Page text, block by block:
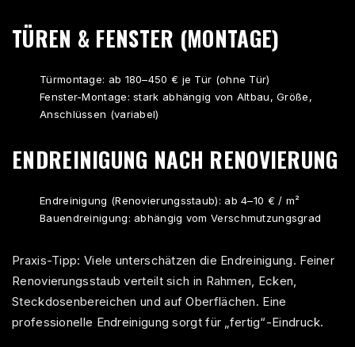
TÜREN & FENSTER (MONTAGE)
Türmontage: ab 180–450 € je Tür (ohne Tür)
Fenster-Montage: stark abhängig von Altbau, Größe,
Anschlüssen (variabel)
ENDREINIGUNG NACH RENOVIERUNG
Endreinigung (Renovierungsstaub): ab 4–10 € / m²
Bauendreinigung: abhängig vom Verschmutzungsgrad
Praxis-Tipp: Viele unterschätzen die Endreinigung. Feiner
Renovierungsstaub verteilt sich in Rahmen, Ecken,
Steckdosenbereichen und auf Oberflächen. Eine
professionelle Endreinigung sorgt für „fertig“-Eindruck.